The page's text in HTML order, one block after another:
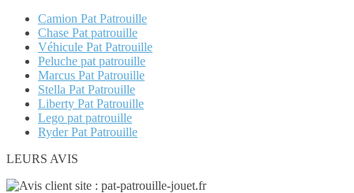
Camion Pat Patrouille
Chase Pat patrouille
Véhicule Pat Patrouille
Peluche pat patrouille
Marcus Pat Patrouille
Stella Pat Patrouille
Liberty Pat Patrouille
Lego pat patrouille
Ryder Pat Patrouille
LEURS AVIS